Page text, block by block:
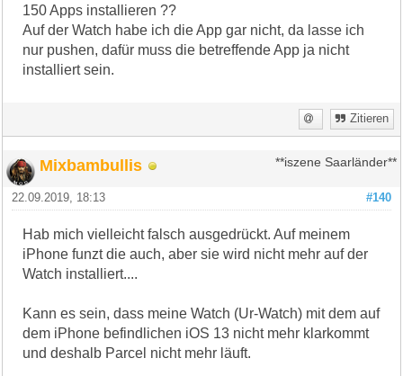
150 Apps installieren ??
Auf der Watch habe ich die App gar nicht, da lasse ich
nur pushen, dafür muss die betreffende App ja nicht
installiert sein.
Zitieren
Mixbambullis **iszene Saarländer**
#140
22.09.2019, 18:13
Hab mich vielleicht falsch ausgedrückt. Auf meinem
iPhone funzt die auch, aber sie wird nicht mehr auf der
Watch installiert....
Kann es sein, dass meine Watch (Ur-Watch) mit dem auf
dem iPhone befindlichen iOS 13 nicht mehr klarkommt
und deshalb Parcel nicht mehr läuft.